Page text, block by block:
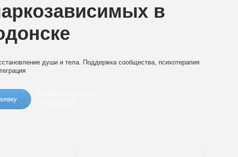
Кодирование от Алкоголизма
Наркологическая помощь
в
души и тела. Поддержка сообщества, психотерапия